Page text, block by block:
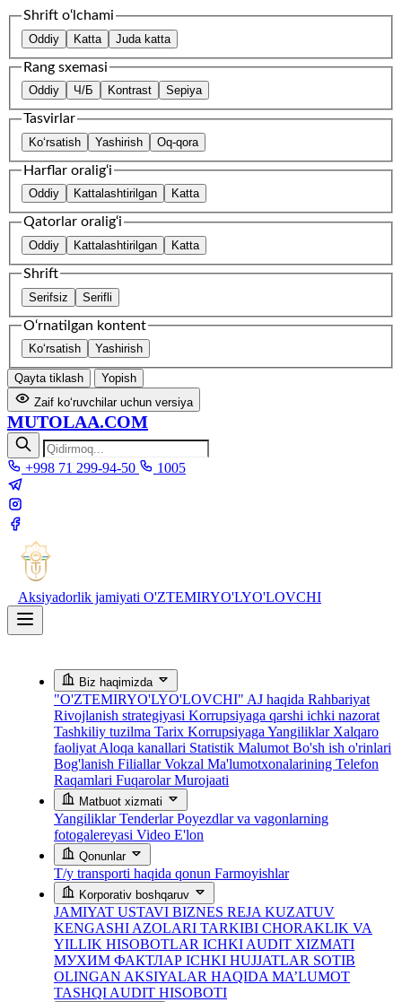
Shrift o‘lchami
Oddiy Katta Juda katta
Rang sxemasi
Oddiy Ч/Б Kontrast Sepiya
Tasvirlar
Ko‘rsatish Yashirish Oq-qora
Harflar oralig‘i
Oddiy Kattalashtirilgan Katta
Qatorlar oralig‘i
Oddiy Kattalashtirilgan Katta
Shrift
Serifsiz Serifli
O‘rnatilgan kontent
Ko‘rsatish Yashirish
Qayta tiklash
Yopish
Zaif ko‘ruvchilar uchun versiya
MUTOLAA.COM
+998 71 299-94-50 1005
Aksiyadorlik jamiyati O'ZTEMIRYO'LYO'LOVCHI
Biz haqimizda
"O'ZTEMIRYO'LYO'LOVCHI" AJ haqida Rahbariyat
Rivojlanish strategiyasi Korrupsiyaga qarshi ichki nazorat
Tashkiliy tuzilma Tarix Korrupsiyaga Yangiliklar Xalqaro
faoliyat Aloqa kanallari Statistik Malumot Bo'sh ish o'rinlari
Bog'lanish FiliallarVokzal Ma'lumotxonalarining Telefon
Raqamlari Fuqarolar Murojaati
Matbuot xizmati
YangiliklarTenderlarPoyezdlar va vagonlarning
fotogalereyasi Video E'lon
Qonunlar
T/y transporti haqida qonun Farmoyishlar
Korporativ boshqaruv
JAMIYAT USTAVI BIZNES REJA KUZATUV
KENGASHI AZOLARI TARKIBI CHORAKLIK VA
YILLIK HISOBOTLAR ICHKI AUDIT XIZMATI
МУХИМ ФАКТЛАР ICHKI HUJJATLAR SOTIB
OLINGAN AKSIYALAR HAQIDA MA’LUMOT
TASHQI AUDIT HISOBOTI